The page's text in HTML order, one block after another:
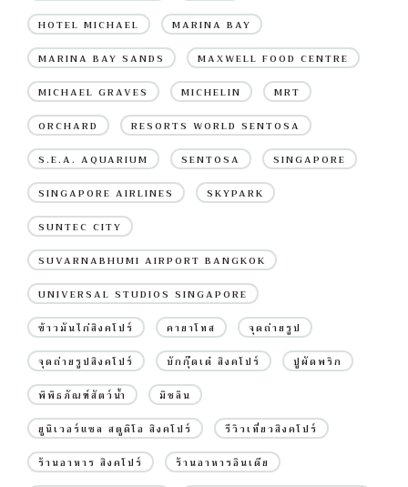
HOTEL MICHAEL MARINA BAY
MARINA BAY SANDS MAXWELL FOOD CENTRE
MICHAEL GRAVES MICHELIN MRT
ORCHARD RESORTS WORLD SENTOSA
S.E.A. AQUARIUM SENTOSA SINGAPORE
SINGAPORE AIRLINES SKYPARK
SUNTEC CITY
SUVARNABHUMI AIRPORT BANGKOK
UNIVERSAL STUDIOS SINGAPORE
ข้าวมันไก่สิงคโปร์ คายาโทส จุดถ่ายรูป
จุดถ่ายรูปสิงคโปร์ บักกุ๊ดเต๋ สิงคโปร์ ปูผัดพริก
พิพิธภัณฑ์สัตว์น้ำ มิชลิน
ยูนิเวอร์แซล สตูดิโอ สิงคโปร์ รีวิวเที่ยวสิงคโปร์
ร้านอาหาร สิงคโปร์ ร้านอาหารอินเดีย